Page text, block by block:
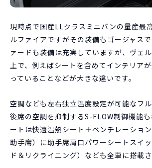
現時点で国産LLクラスミニバンの量産最
ルファイアですがその装備もゴージャス
ァードも装備は充実していますが、ヴェ
上で、例えばシートを含めてインテリア
っていることなどが大きな違いです。
空調なども左右独立温度設定が可能なフ
後席の空調を抑制するS-FLOW制御機能
ートは快適温熱シート＋ベンチレーショ
助手席）に助手席肩口パワーシートスイ
ド＆リクライニング）なども全車に搭載さ